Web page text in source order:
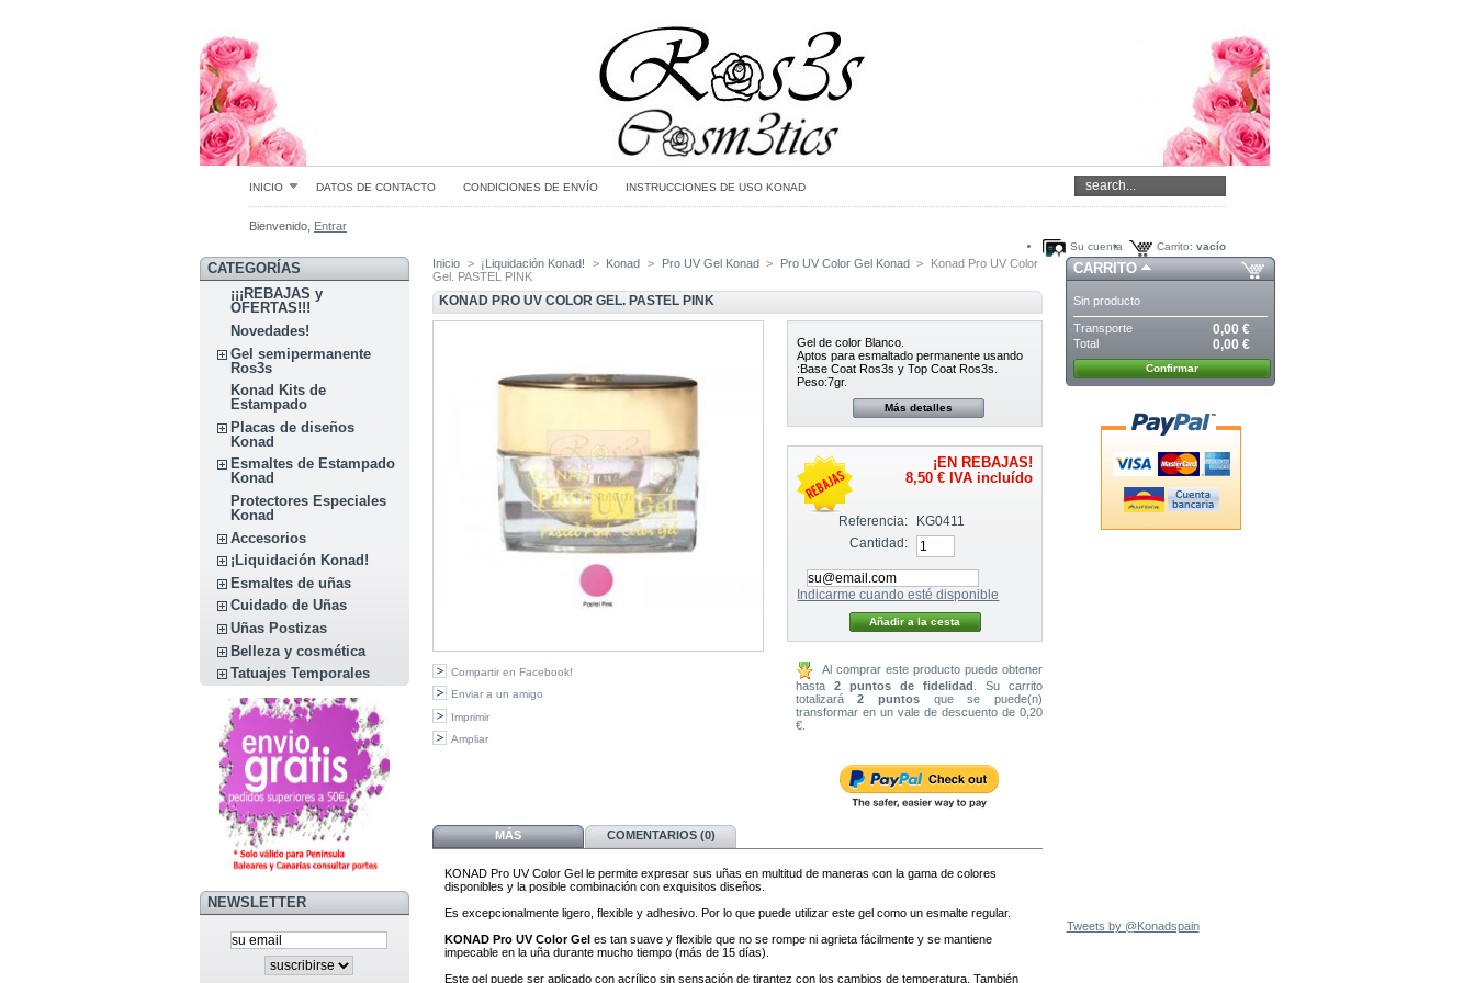
INICIO DATOS DE CONTACTO CONDICIONES DE ENVÍO INSTRUCCIONES DE USO KONAD
Bienvenido, Entrar
Carrito: vacío
Su cuenta
CATEGORÍAS
¡¡¡REBAJAS y
OFERTAS!!!
Novedades!
Gel semipermanente
Ros3s
Konad Kits de
Estampado
Placas de diseños
Konad
Esmaltes de Estampado
Konad
Protectores Especiales
Konad
Accesorios
¡Liquidación Konad!
Esmaltes de uñas
Cuidado de Uñas
Uñas Postizas
Belleza y cosmética
Tatuajes Temporales
NEWSLETTER
Inicio > ¡Liquidación Konad! > Konad > Pro UV Gel Konad > Pro UV Color Gel Konad >
Konad Pro UV Color
Gel. PASTEL PINK
KONAD PRO UV COLOR GEL. PASTEL PINK
Compartir en Facebook!
Enviar a un amigo
Imprimir
Ampliar
Gel de color Blanco.
Aptos para esmaltado permanente usando
:Base Coat Ros3s y Top Coat Ros3s.
Peso:7gr.
Más detalles
¡EN REBAJAS!
8,50 €IVA incluído
Referencia:
KG0411
Cantidad:
Indicarme cuando esté disponible
Al comprar este producto puede obtener
hasta 2puntos de fidelidad
. Su carrito
totalizará2 puntos que se puede(n)
transformar en un vale de descuento de 0,20
€.
MÁS COMENTARIOS (0)
KONAD Pro UV Color Gel le permite expresar sus uñas en multitud de maneras con la gama de colores
disponibles y la posible combinación con exquisitos diseños.
Es excepcionalmente ligero, flexible y adhesivo. Por lo que puede utilizar este gel como un esmalte regular.
KONAD Pro UV Color Gel es tan suave y flexible que no se rompe ni agrieta fácilmente y se mantiene
impecable en la uña durante mucho tiempo (más de 15 días).
Este gel puede ser aplicado con acrílico sin sensación de tirantez con los cambios de temperatura. También
CARRITO
Sin producto
Transporte 0,00 €
Total 0,00 €
Confirmar
Tweets by @Konadspain